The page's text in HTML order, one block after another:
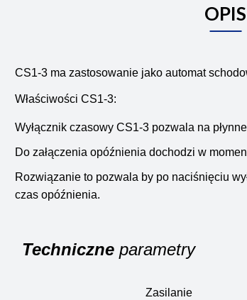
OPIS
CS1-3 ma zastosowanie jako automat
Właściwości CS1-3:
Wyłącznik czasowy CS1-3 pozwala na
Do załączenia opóźnienia dochodzi w
Rozwiązanie to pozwala by po naciśnięciu
czas opóźnienia.
Techniczneparametry
Zasilanie